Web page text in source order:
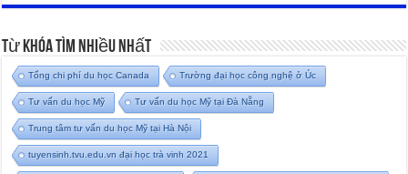
Từ Khóa Tìm Nhiều Nhất
Tổng chi phí du học Canada Trường đại học công nghệ ở Úc
Tư vấn du học Mỹ Tư vấn du học Mỹ tại Đà Nẵng
Trung tâm tư vấn du học Mỹ tại Hà Nội
tuyensinh.tvu.edu.vn đại học trà vinh 2021